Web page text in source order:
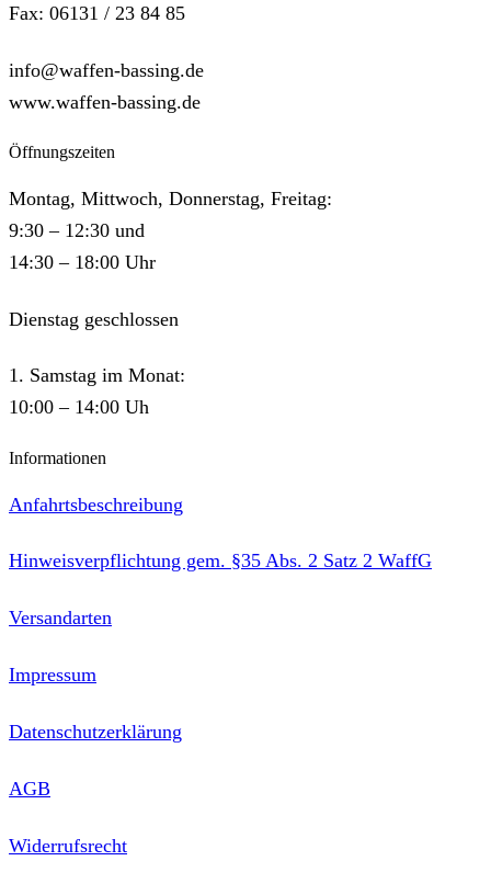
Fax: 06131 / 23 84 85
info@waffen-bassing.de
www.waffen-bassing.de
Öffnungszeiten
Montag, Mittwoch, Donnerstag, Freitag:
9:30 – 12:30 und
14:30 – 18:00 Uhr
Dienstag geschlossen
1. Samstag im Monat:
10:00 – 14:00 Uh
Informationen
Anfahrtsbeschreibung
Hinweisverpflichtung gem. §35 Abs. 2 Satz 2 WaffG
Versandarten
Impressum
Datenschutzerklärung
AGB
Widerrufsrecht